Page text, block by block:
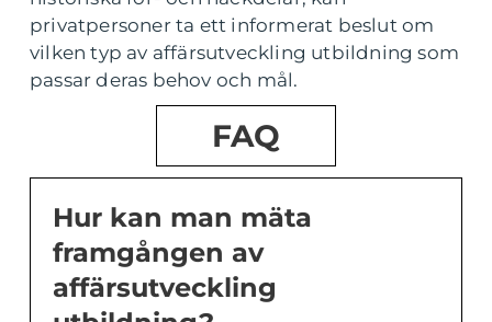
privatpersoner ta ett informerat beslut om
vilken typ av affärsutveckling utbildning som
passar deras behov och mål.
FAQ
Hur kan man mäta
framgången av
affärsutveckling